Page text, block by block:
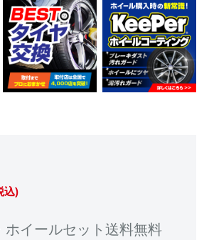
込)
ホイールセット送料無料